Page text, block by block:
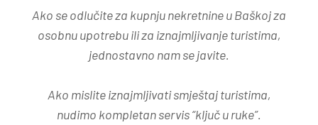
Ako se odlučite za kupnju nekretnine u Baškoj za
osobnu upotrebu ili za iznajmljivanje turistima,
jednostavno nam se javite.
Ako mislite iznajmljivati smještaj turistima,
nudimo kompletan servis “ključ u ruke”.